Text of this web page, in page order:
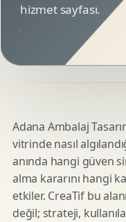
hizmet sayfası.
Adana Ambalaj
vitrinde nasıl
anında hangi güven
alma kararını hangi
etkiler. CreaTif bu
değil; strateji,